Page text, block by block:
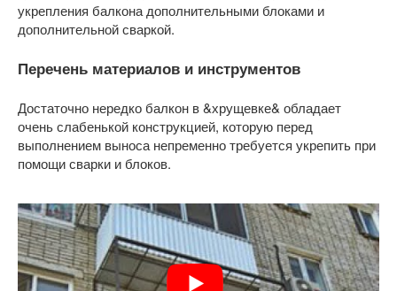
укрепления балкона дополнительными блоками и
дополнительной сваркой.
Перечень материалов и инструментов
Достаточно нередко балкон в &хрущевке& обладает
очень слабенькой конструкцией, которую перед
выполнением выноса непременно требуется укрепить при
помощи сварки и блоков.